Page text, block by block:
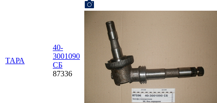
ТАРА
40-
3001090
СБ
87336